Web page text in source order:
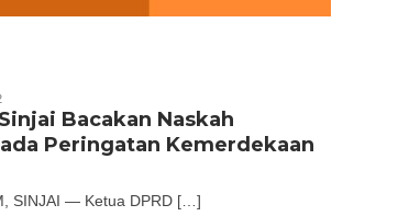
Bacakan Naskah
Peringatan Kemerdekaan
SINJAI — Ketua DPRD […]